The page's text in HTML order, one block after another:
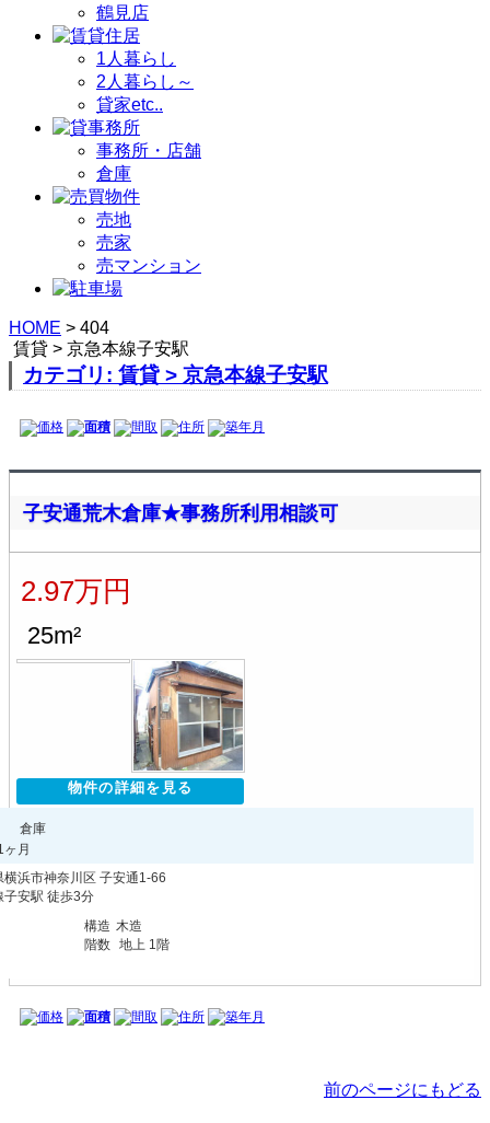
鶴見店
1人暮らし
2人暮らし～
貸家etc..
事務所・店舗
倉庫
売地
売家
売マンション
HOME > 404
賃貸 > 京急本線子安駅
カテゴリ: 賃貸 > 京急本線子安駅
価格 面積 間取 住所 築年月
子安通荒木倉庫★事務所利用相談可
2.97万円
25m²
物件の詳細を見る
倉庫
ヶ月
横浜市神奈川区 子安通1-66
子安駅 徒歩3分
構造 木造
階数 地上 1階
価格 面積 間取 住所 築年月
前のページにもどる